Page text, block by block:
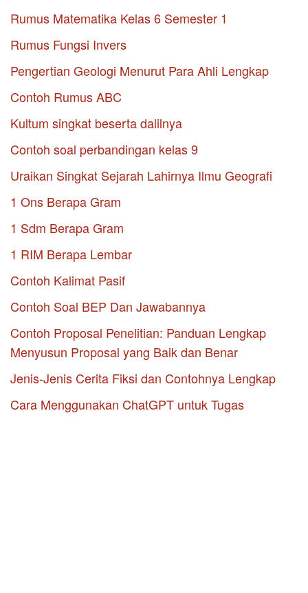
Rumus Matematika Kelas 6 Semester 1
Rumus Fungsi Invers
Pengertian Geologi Menurut Para Ahli Lengkap
Contoh Rumus ABC
Kultum singkat beserta dalilnya
Contoh soal perbandingan kelas 9
Uraikan Singkat Sejarah Lahirnya Ilmu Geografi
1 Ons Berapa Gram
1 Sdm Berapa Gram
1 RIM Berapa Lembar
Contoh Kalimat Pasif
Contoh Soal BEP Dan Jawabannya
Contoh Proposal Penelitian: Panduan Lengkap
Menyusun Proposal yang Baik dan Benar
Jenis-Jenis Cerita Fiksi dan Contohnya Lengkap
Cara Menggunakan ChatGPT untuk Tugas